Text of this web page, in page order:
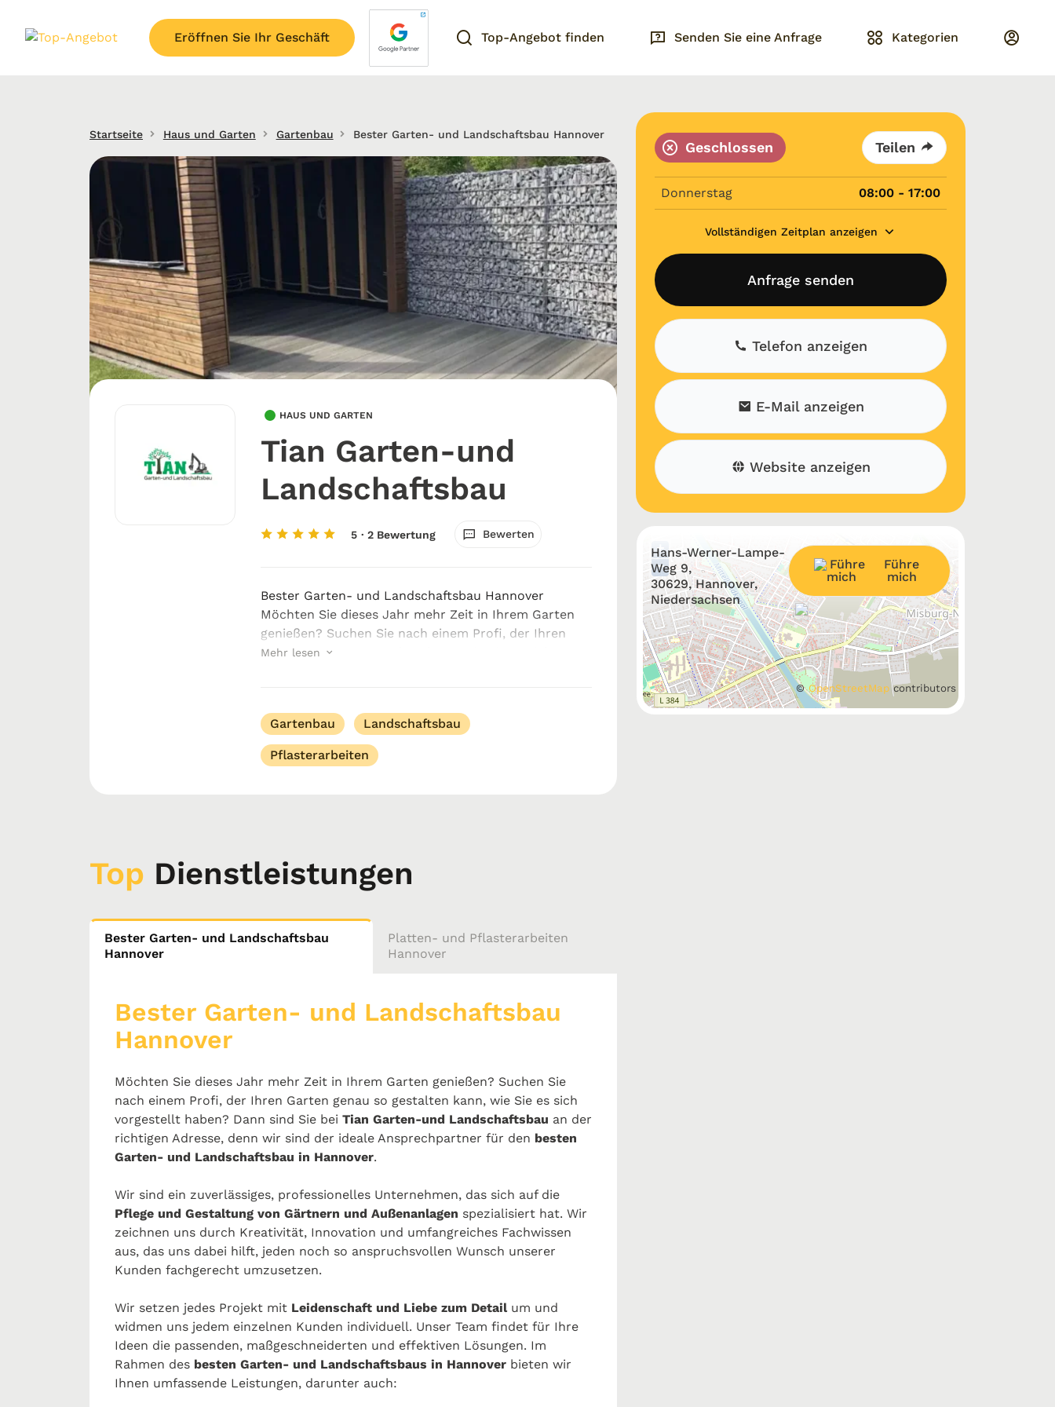
Eröffnen Sie Ihr Geschäft Top-Angebot finden Senden Sie eine Anfrage Kategorien
Startseite Haus und Garten Gartenbau Bester Garten- und Landschaftsbau Hannover
HAUS UND GARTEN
Tian Garten-und
Landschaftsbau
5 · 2 Bewertung Bewerten
Bester Garten- und Landschaftsbau Hannover
Möchten Sie dieses Jahr mehr Zeit in Ihrem Garten
genießen? Suchen Sie nach einem Profi, der Ihren
Garten genau so gestalten kann, wie Sie es sich
Mehr lesen
Gartenbau Landschaftsbau
Pflasterarbeiten
Geschlossen Teilen
Donnerstag 08:00 - 17:00
Vollständigen Zeitplan anzeigen
Anfrage senden
Telefon anzeigen
E-Mail anzeigen
Website anzeigen
+
−
©OpenStreetMapcontributors
Hans-Werner-Lampe-
Weg 9,
30629, Hannover,
Niedersachsen
Führe
mich
Top Dienstleistungen
Bester Garten- und Landschaftsbau
Hannover
Platten- und Pflasterarbeiten
Hannover
Bester Garten- und Landschaftsbau
Hannover
Möchten Sie dieses Jahr mehr Zeit in Ihrem Garten genießen? Suchen Sie
nach einem Profi, der Ihren Garten genau so gestalten kann, wie Sie es sich
vorgestellt haben? Dann sind Sie bei Tian Garten-und Landschaftsbau an der
richtigen Adresse, denn wir sind der ideale Ansprechpartner für den besten
Garten- und Landschaftsbau in Hannover.
Wir sind ein zuverlässiges, professionelles Unternehmen, das sich auf die
Pflege und Gestaltung von Gärtnern und Außenanlagen spezialisiert hat. Wir
zeichnen uns durch Kreativität, Innovation und umfangreiches Fachwissen
aus, das uns dabei hilft, jeden noch so anspruchsvollen Wunsch unserer
Kunden fachgerecht umzusetzen.
Wir setzen jedes Projekt mit Leidenschaft und Liebe zum Detailum und
widmen uns jedem einzelnen Kunden individuell. Unser Team findet für Ihre
Ideen die passenden, maßgeschneiderten und effektiven Lösungen. Im
Rahmen des besten Garten- und Landschaftsbaus in Hannover bieten wir
Ihnen umfassende Leistungen, darunter auch: